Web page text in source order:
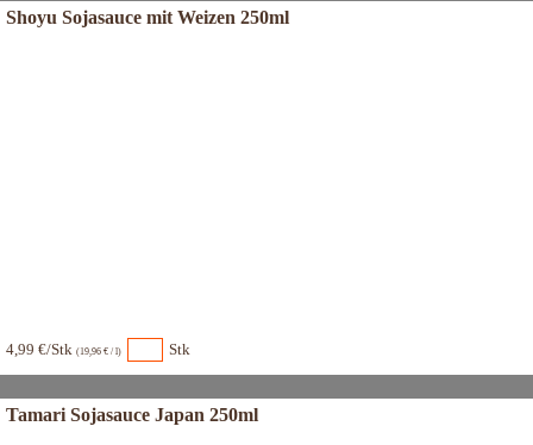
Shoyu Sojasauce mit Weizen 250ml
4,99 €/Stk (19,96 € / l) Stk
Tamari Sojasauce Japan 250ml